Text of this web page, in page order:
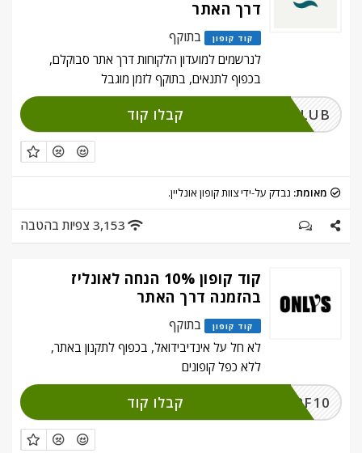
דרך האתר
קוד קופון
בתוקף
לנרשמים למועדון הלקוחות דרך אתר סבוקלם,
בכפוף לתנאים, בתוקף לזמן מוגבל
SEBOCLUB קבלו קוד
מאומת: נבדק על-ידי צוות קופון אונליין.
3,153 צפיות בהטבה
קוד קופון 10% הנחה לאונליז
בהזמנה דרך האתר
קוד קופון
בתוקף
לא חל על אינדיבידואל, בכפוף לתקנון באתר,
ללא כפל קופונים
PRF10 קבלו קוד